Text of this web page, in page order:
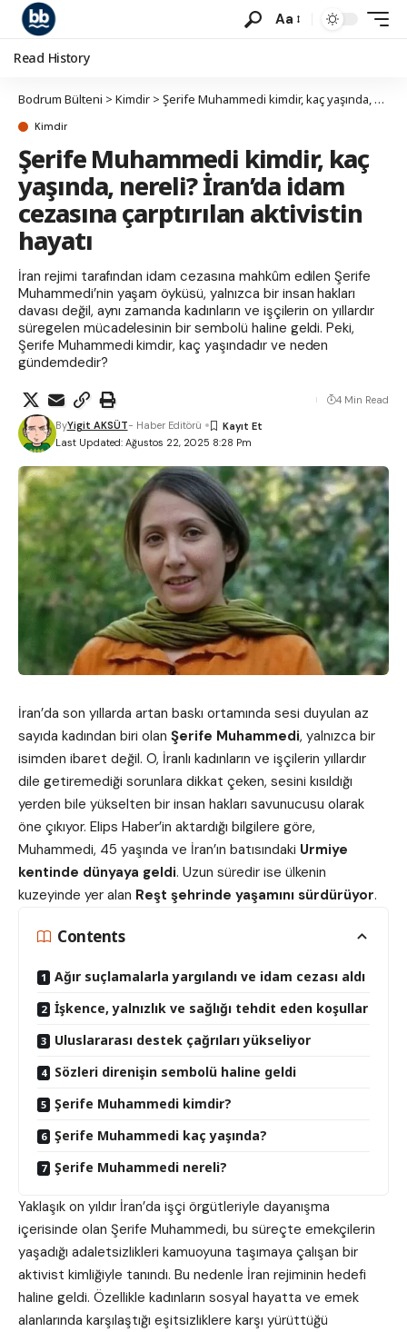
Aa
Read History
Bodrum Bülteni > Kimdir > Şerife Muhammedi kimdir, kaç yaşında, nereli? İran’da idam cezasına çarptırılan aktivistin hayatı
Kimdir
Şerife Muhammedi kimdir, kaç
yaşında, nereli? İran’da idam
cezasına çarptırılan aktivistin
hayatı
İran rejimi tarafından idam cezasına mahkûm edilen Şerife
Muhammedi’nin yaşam öyküsü, yalnızca bir insan hakları
davası değil, aynı zamanda kadınların ve işçilerin on yıllardır
süregelen mücadelesinin bir sembolü haline geldi. Peki,
Şerife Muhammedi kimdir, kaç yaşındadır ve neden
gündemdedir?
Last Updated: Ağustos 22, 2025 8:28 Pm
ByYigit AKSÜT- Haber Editörü
4 Min Read
İran’da son yıllarda artan baskı ortamında sesi duyulan az
sayıda kadından biri olan Şerife Muhammedi, yalnızca bir
isimden ibaret değil. O, İranlı kadınların ve işçilerin yıllardır
dile getiremediği sorunlara dikkat çeken, sesini kısıldığı
yerden bile yükselten bir insan hakları savunucusu olarak
öne çıkıyor. Elips Haber’in aktardığı bilgilere göre,
Muhammedi, 45 yaşında ve İran’ın batısındaki Urmiye
kentinde dünyaya geldi. Uzun süredir ise ülkenin
kuzeyinde yer alan Reşt şehrinde yaşamını sürdürüyor.
Contents
Ağır suçlamalarla yargılandı ve idam cezası aldı
İşkence, yalnızlık ve sağlığı tehdit eden koşullar
Uluslararası destek çağrıları yükseliyor
Sözleri direnişin sembolü haline geldi
Şerife Muhammedi kimdir?
Şerife Muhammedi kaç yaşında?
Şerife Muhammedi nereli?
Yaklaşık on yıldır İran’da işçi örgütleriyle dayanışma
içerisinde olan Şerife Muhammedi, bu süreçte emekçilerin
yaşadığı adaletsizlikleri kamuoyuna taşımaya çalışan bir
aktivist kimliğiyle tanındı. Bu nedenle İran rejiminin hedefi
haline geldi. Özellikle kadınların sosyal hayatta ve emek
alanlarında karşılaştığı eşitsizliklere karşı yürüttüğü